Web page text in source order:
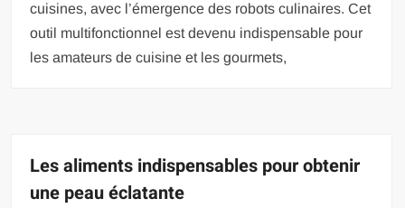
cuisines, avec l’émergence des robots culinaires. Cet
outil multifonctionnel est devenu indispensable pour
les amateurs de cuisine et les gourmets,
Les aliments indispensables pour obtenir
une peau éclatante